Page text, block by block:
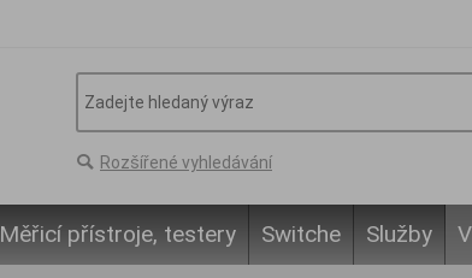
Rozšířené vyhledávání
Měřicí přístroje, testery Switche Služby